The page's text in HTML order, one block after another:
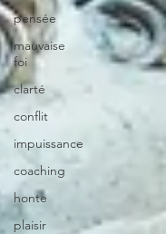
pensée
mauvaise
foi
clarté
conflit
impuissance
coaching
honte
plaisir